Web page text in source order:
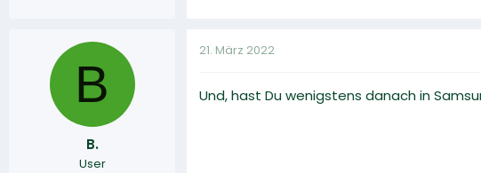
B
B.
User
21. März 2022
Und, hast Du wenigstens danach in